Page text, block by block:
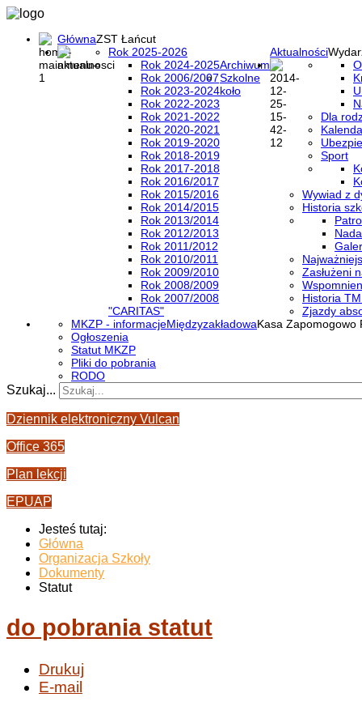
GłównaZST Łańcut
Aktualności
Rok 2025-2026
Archiwum
Rok 2024-2025
Rok 2006/2007
Rok 2023-2024
Rok 2022-2023
Rok 2021-2022
Rok 2020-2021
Rok 2019-2020
Rok 2018-2019
Rok 2017-2018
Rok 2016/2017
Rok 2015/2016
Rok 2014/2015
Rok 2013/2014
Rok 2012/2013
Rok 2011/2012
Rok 2010/2011
Rok 2009/2010
Rok 2008/2009
Rok 2007/2008
Szkolne
koło
"CARITAS"
Dla
Sport
Wywiad z
Historia
Zasłużeni
Historia
Zjazdy
MiędzyzakładowaKasa Zapomogowo
MKZP - informacje
Ogłoszenia
Statut MKZP
Pliki do pobrania
RODO
Szukaj...
Dziennik elektroniczny Vulcan
Office 365
Plan lekcji
EPUAP
Jesteś tutaj:
Główna
Organizacja Szkoły
Dokumenty
Statut
do pobrania statut
Drukuj
E-mail